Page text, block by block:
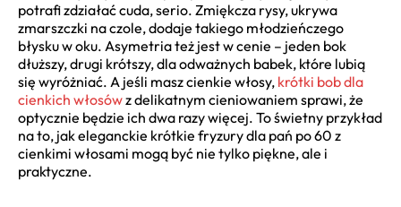
potrafi zdziałać cuda, serio. Zmiękcza rysy, ukrywa
zmarszczki na czole, dodaje takiego młodzieńczego
błysku w oku. Asymetria też jest w cenie – jeden bok
dłuższy, drugi krótszy, dla odważnych babek, które lubią
się wyróżniać. A jeśli masz cienkie włosy, krótki bob dla
cienkich włosówz delikatnym cieniowaniem sprawi, że
optycznie będzie ich dwa razy więcej. To świetny przykład
na to, jak eleganckie krótkie fryzury dla pań po 60 z
cienkimi włosami mogą być nie tylko piękne, ale i
praktyczne.